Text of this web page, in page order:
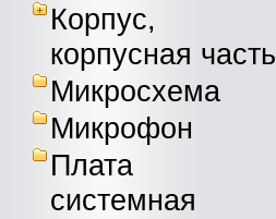
Корпус,
корпусная часть
Микросхема
Микрофон
Плата
системная